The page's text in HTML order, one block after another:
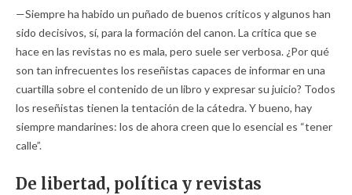
—Siempre ha habido un puñado de buenos críticos y algunos han
sido decisivos, sí, para la formación del canon. La crítica que se
hace en las revistas no es mala, pero suele ser verbosa. ¿Por qué
son tan infrecuentes los reseñistas capaces de informar en una
cuartilla sobre el contenido de un libro y expresar su juicio? Todos
los reseñistas tienen la tentación de la cátedra. Y bueno, hay
siempre mandarines: los de ahora creen que lo esencial es “tener
calle”.
De libertad, política y revistas